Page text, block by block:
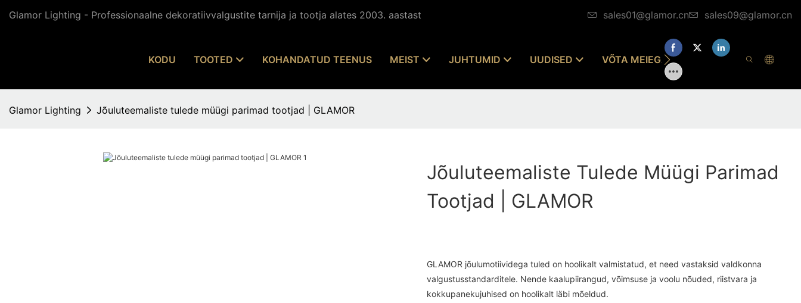
Glamor Lighting - Professionaalne dekoratiivvalgustite tarnija ja tootja alates 2003. aastast sales01@glamor.cn sales09@glamor.cn
KODU TOOTED KOHANDATUD TEENUS MEIST JUHTUMID UUDISED VÕTA MEIEGA ÜHENDUST
Glamor Lighting Jõuluteemaliste tulede müügi parimad tootjad | GLAMOR
Jõuluteemaliste Tulede Müügi Parimad
Tootjad | GLAMOR
GLAMOR jõulumotiividega tuled on hoolikalt valmistatud, et need vastaksid valdkonna
valgustusstandarditele. Nende kaalupiirangud, võimsuse ja voolu nõuded, riistvara ja
kokkupanekujuhised on hoolikalt läbi mõeldud.